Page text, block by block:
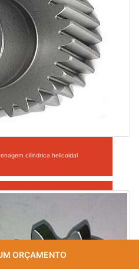
cilindrica helicoidal
ORÇAMENTO